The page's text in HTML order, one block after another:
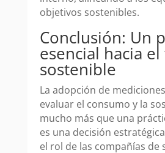
objetivos sostenibles.
Conclusión: Un
esencial hacia
sostenible
La adopción de
evaluar el consumo y la
mucho más que una
es una decisión
el rol de las compañías de